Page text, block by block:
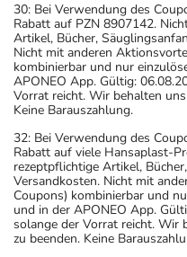
30: Bei Verwendung des
Rabatt auf PZN 8907142.
Artikel, Bücher,
Nicht mit anderen
kombinierbar und nur
APONEO App. Gültig:
Vorrat reicht. Wir behalten
Keine Barauszahlung.
32: Bei Verwendung des
Rabatt auf viele Hansaplast-
rezeptpflichtige Artikel,
Versandkosten. Nicht mit
Coupons) kombinierbar und
und in der APONEO App.
solange der Vorrat reicht. Wir
zu beenden. Keine